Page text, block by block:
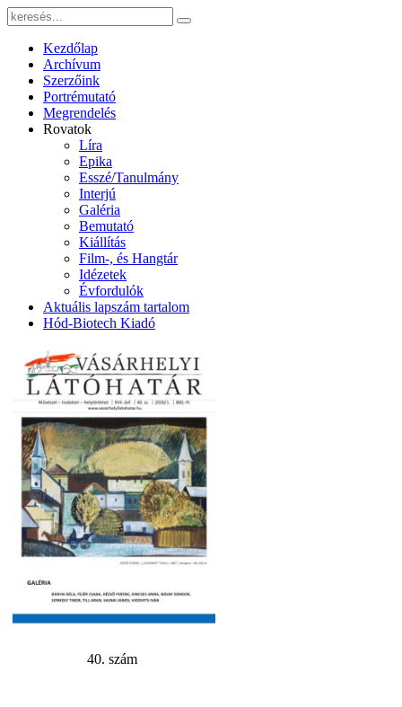
Kezdőlap
Archívum
Szerzőink
Portrémutató
Megrendelés
Rovatok
Líra
Epika
Esszé/Tanulmány
Interjú
Galéria
Bemutató
Kiállítás
Film-, és Hangtár
Idézetek
Évfordulók
Aktuális lapszám tartalom
Hód-Biotech Kiadó
40. szám